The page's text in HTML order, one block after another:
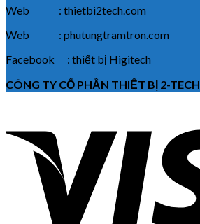
Web : thietbi2tech.com
Web : phutungtramtron.com
Facebook : thiết bị Higitech
CÔNG TY CỔ PHẦN THIẾT BỊ 2-TECH